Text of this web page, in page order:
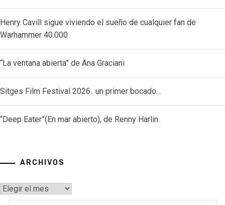
Henry Cavill sigue viviendo el sueño de cualquier fan de
Warhammer 40.000
“La ventana abierta” de Ana Graciani
Sitges Film Festival 2026.. un primer bocado…
“Deep Eater”(En mar abierto), de Renny Harlin
ARCHIVOS
Archivos